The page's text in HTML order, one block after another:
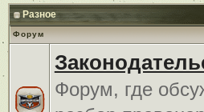
Разное
Форум
Форум, где